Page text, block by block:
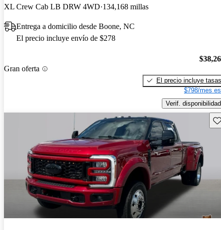
XL Crew Cab LB DRW 4WD 134,168 millas
Entrega a domicilio desde Boone, NC
El precio incluye envío de $278
Gran oferta
El precio incluye tasas
$798/mes
Verif. disponibilidad